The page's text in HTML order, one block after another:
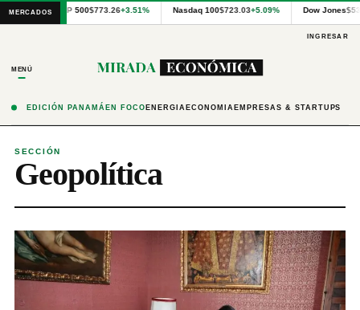
MERCADOS S&P 500$773.26+3.51% Nasdaq 100$723.03+5.09% Dow Jones
Cotizaciones
internacionales
Financial
Modeling
precios
por
Latinex
para
INGRESAR
MENÚ
EDICIÓN PANAMÁ EN FOCO ENERGÍA ECONOMÍA EMPRESAS & STARTUPS
SECCIÓN
Geopolítica